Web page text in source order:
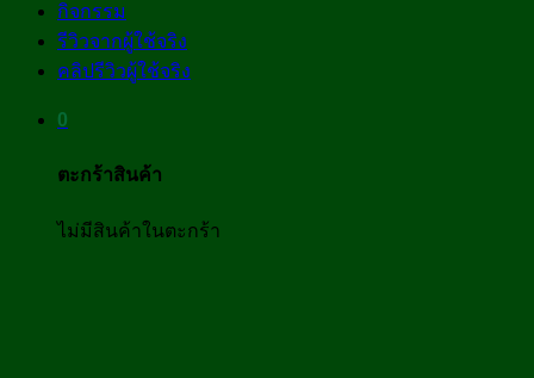
กิจกรรม
รีวิวจากผู้ใช้จริง
คลิปรีวิวผู้ใช้จริง
0
ตะกร้าสินค้า
ไม่มีสินค้าในตะกร้า